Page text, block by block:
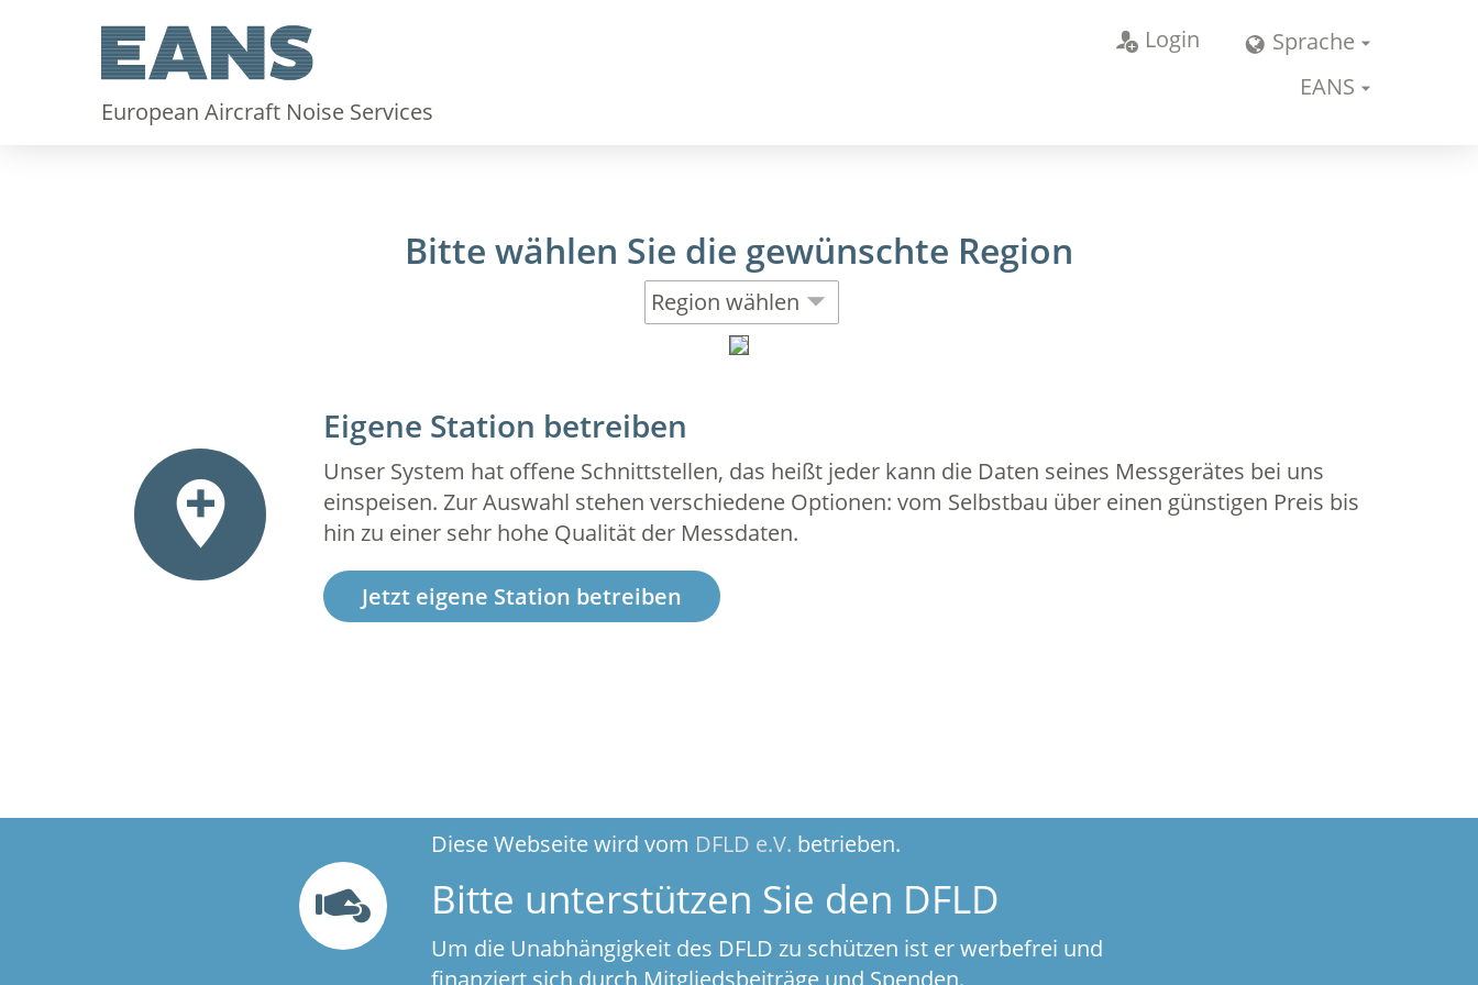
European Aircraft Noise Services
EANS
Login Sprache
Bitte wählen Sie die gewünschte Region
Eigene Station betreiben
Unser System hat offene Schnittstellen, das heißt jeder kann die Daten seines Messgerätes bei uns
einspeisen. Zur Auswahl stehen verschiedene Optionen: vom Selbstbau über einen günstigen Preis bis
hin zu einer sehr hohe Qualität der Messdaten.
Jetzt eigene Station betreiben
Diese Webseite wird vom DFLD e.V. betrieben.
Bitte unterstützen Sie den DFLD
Um die Unabhängigkeit des DFLD zu schützen ist er werbefrei und
finanziert sich durch Mitgliedsbeiträge und Spenden.